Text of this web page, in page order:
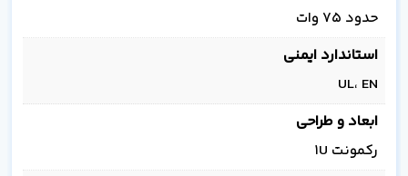
حدود ۷۵ وات
استاندارد ایمنی
UL، EN
ابعاد و طراحی
رکمونت 1U